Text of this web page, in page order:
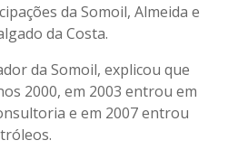
da Somoil, Almeida e
da Costa.
da Somoil, explicou que
2000, em 2003 entrou em
e em 2007 entrou